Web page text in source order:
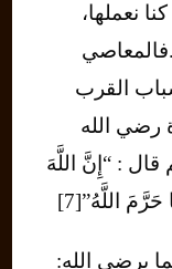
نعملها،
القرب
رضي الله
: “إِنَّ اللَّهَ
اللَّهُ”[7]
يرضي الله: